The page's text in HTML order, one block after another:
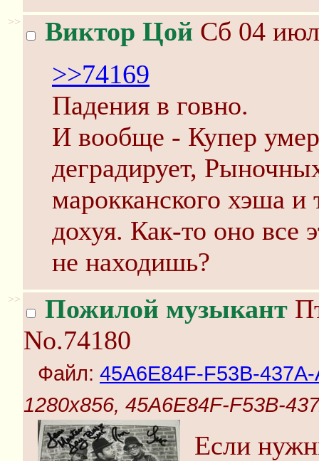
>> Виктор Цой Сб 04
>>74169
Падения в говно.
И вообще - Купер
деградирует,
марокканского хэша и
дохуя. Как-то оно все
не находишь?
>> Пожилой музыкант
No.74180
Файл: 45A6E84F-F53B-
1280x856, 45A6E84F-F53B-
Если